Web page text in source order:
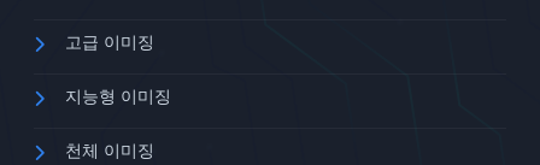
고급 이미징
지능형 이미징
천체 이미징